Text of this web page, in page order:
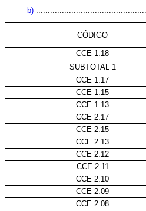
b)
CÓDIGO
CCE 1.18
SUBTOTAL 1
CCE 1.17
CCE 1.15
CCE 1.13
CCE 2.17
CCE 2.15
CCE 2.13
CCE 2.12
CCE 2.11
CCE 2.10
CCE 2.09
CCE 2.08